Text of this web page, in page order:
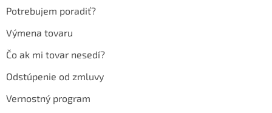
Potrebujem poradiť?
Výmena tovaru
Čo ak mi tovar nesedí?
Odstúpenie od zmluvy
Vernostný program